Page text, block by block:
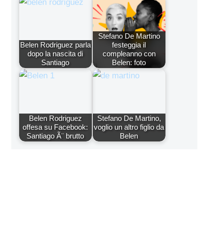
Belen Rodriguez parla
dopo la nascita di
Santiago
Stefano De Martino
festeggia il
compleanno con
Belen: foto
Belen Rodriguez
offesa su Facebook:
Santiago Ã¨ brutto
Stefano De Martino,
voglio un altro figlio da
Belen